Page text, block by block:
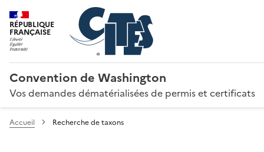
RÉPUBLIQUE
FRANÇAISE
Convention de Washington
Vos demandes dématérialisées de permis et certificats
Accueil Recherche de taxons